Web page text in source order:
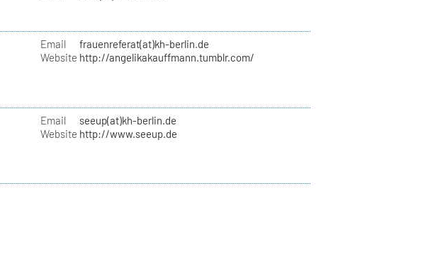
Email
frauenreferat(at)kh-berlin.de
Website http://angelikakauffmann.tumblr.com/
Email
seeup(at)kh-berlin.de
Website http://www.seeup.de